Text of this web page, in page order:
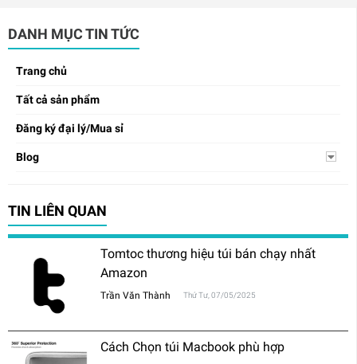
DANH MỤC TIN TỨC
Trang chủ
Tất cả sản phẩm
Đăng ký đại lý/Mua sỉ
Blog
TIN LIÊN QUAN
Tomtoc thương hiệu túi bán chạy nhất
Amazon
Trần Văn Thành Thứ Tư, 07/05/2025
Cách Chọn túi Macbook phù hợp